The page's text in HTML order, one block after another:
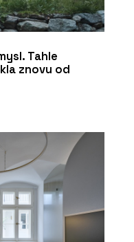
Tahle
znovu od